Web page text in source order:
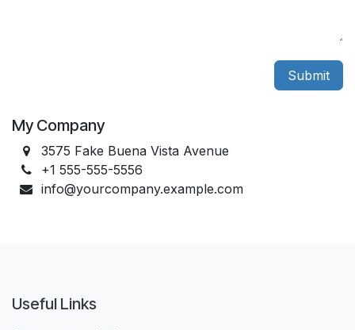
Submit
My Company
3575 Fake Buena Vista Avenue
+1 555-555-5556
info@yourcompany.example.com
Useful Links